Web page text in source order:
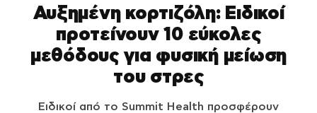
Αυξημένη κορτιζόλη: Ειδικοί
προτείνουν 10 εύκολες
μεθόδους για φυσική μείωση
του στρες
Ειδικοί από το Summit Health προσφέρουν